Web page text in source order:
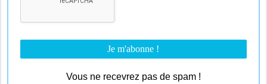
Vous ne recevrez pas de spam !